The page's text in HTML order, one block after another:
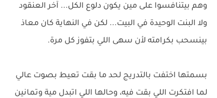
وهم بيتنافسوا على مين يكون دلوع الكل... آخر العنقود
ولا البنت الوحيدة في البيت... لكن في النهاية كان معاذ
بينسحب بكرامته لأن سهى اللي بتفوز كل مرة.
بسمتها اختفت بالتدريج لحد ما بقت تعيط بصوت عالي
لما افتكرت اللي بقت فيه، وحالها اللي اتبدل مية وتمانين